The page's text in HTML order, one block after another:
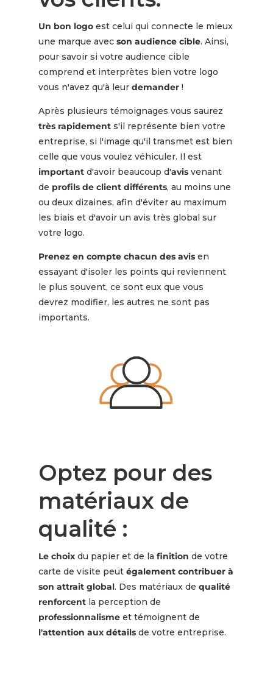
Un bon logoest celui qui connecte le mieux
une marque avec son audience cible. Ainsi,
pour savoir si votre audience cible
comprend et interprètes bien votre logo
vous n'avez qu'à leurdemander!
Après plusieurs témoignages vous saurez
très rapidements'il représente bien votre
entreprise, si l'image qu'il transmet est bien
celle que vous voulez véhiculer. Il est
importantd'avoir beaucoup d'avisvenant
de profils de client différents, au moins une
ou deux dizaines, afin d'éviter au maximum
les biais et d'avoir un avis très global sur
votre logo.
Prenez en compte chacun des avisen
essayant d'isoler les points qui reviennent
le plus souvent, ce sont eux que vous
devrez modifier, les autres ne sont pas
importants.
Optez pour des
matériaux de
qualité :
Le choixdu papier et de la finition de votre
carte de visite peut également contribuer à
son attrait global. Des matériaux de qualité
renforcentla perception de
professionnalismeet témoignent de
l'attention aux détailsde votre entreprise.